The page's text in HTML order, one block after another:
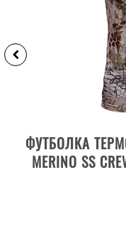
ФУТБОЛКА
MERINO SS